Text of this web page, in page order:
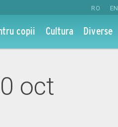
RO EN
copii Cultura Diverse
oct